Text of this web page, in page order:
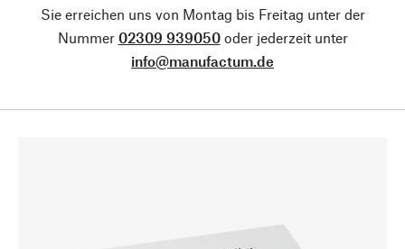
Sie erreichen uns von Montag bis Freitag unter der
Nummer 02309 939050oder jederzeit unter
info@manufactum.de